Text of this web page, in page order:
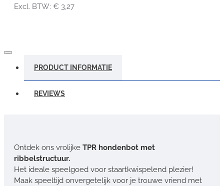
Excl. BTW: € 3,27
PRODUCT INFORMATIE
REVIEWS
Ontdek ons vrolijke TPR hondenbot met
ribbelstructuur.
Het ideale speelgoed voor staartkwispelend plezier!
Maak speeltijd onvergetelijk voor je trouwe vriend met